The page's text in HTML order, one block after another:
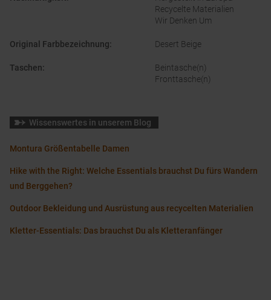
Recycelte Materialien
Wir Denken Um
Original Farbbezeichnung: Desert Beige
Taschen:
Beintasche(n)
Fronttasche(n)
Wissenswertes in unserem Blog
Montura Größentabelle Damen
Hike with the Right: Welche Essentials brauchst Du fürs Wandern
und Berggehen?
Outdoor Bekleidung und Ausrüstung aus recycelten Materialien
Kletter-Essentials: Das brauchst Du als Kletteranfänger